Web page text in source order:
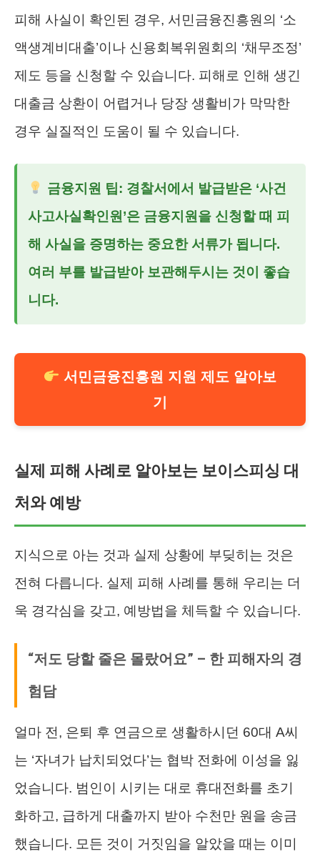
피해 사실이 확인된 경우, 서민금융진흥원의 ‘소
액생계비대출’이나 신용회복위원회의 ‘채무조정’
제도 등을 신청할 수 있습니다. 피해로 인해 생긴
대출금 상환이 어렵거나 당장 생활비가 막막한
경우 실질적인 도움이 될 수 있습니다.
금융지원 팁: 경찰서에서 발급받은 ‘사건
사고사실확인원’은 금융지원을 신청할 때 피
해 사실을 증명하는 중요한 서류가 됩니다.
여러 부를 발급받아 보관해두시는 것이 좋습
니다.
서민금융진흥원 지원 제도 알아보
기
실제 피해 사례로 알아보는 보이스피싱 대
처와 예방
지식으로 아는 것과 실제 상황에 부딪히는 것은
전혀 다릅니다. 실제 피해 사례를 통해 우리는 더
욱 경각심을 갖고, 예방법을 체득할 수 있습니다.
“저도 당할 줄은 몰랐어요” – 한 피해자의 경
험담
얼마 전, 은퇴 후 연금으로 생활하시던 60대 A씨
는 ‘자녀가 납치되었다’는 협박 전화에 이성을 잃
었습니다. 범인이 시키는 대로 휴대전화를 초기
화하고, 급하게 대출까지 받아 수천만 원을 송금
했습니다. 모든 것이 거짓임을 알았을 때는 이미